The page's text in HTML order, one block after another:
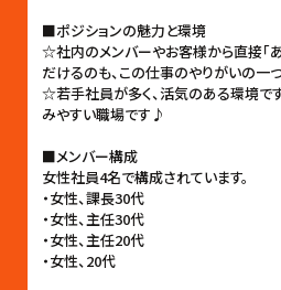
■ポジションの魅力と環境
☆社内のメンバーやお客様から直接「
だけるのも、この仕事のやりがいの一つ
☆若手社員が多く、活気のある環境で
みやすい職場です♪
■メンバー構成
女性社員4名で構成されています。
・女性、課長30代
・女性、主任30代
・女性、主任20代
・女性、20代